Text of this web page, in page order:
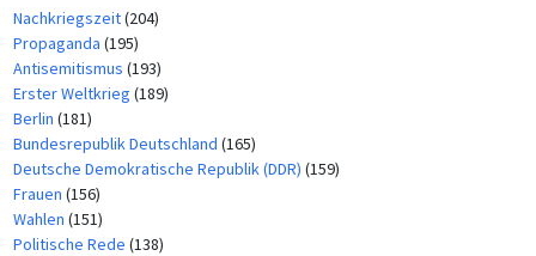
Nachkriegszeit(204)
Propaganda (195)
Antisemitismus (193)
Erster Weltkrieg (189)
Berlin (181)
Bundesrepublik Deutschland (165)
Deutsche Demokratische Republik (DDR) (159)
Frauen (156)
Wahlen (151)
Politische Rede (138)